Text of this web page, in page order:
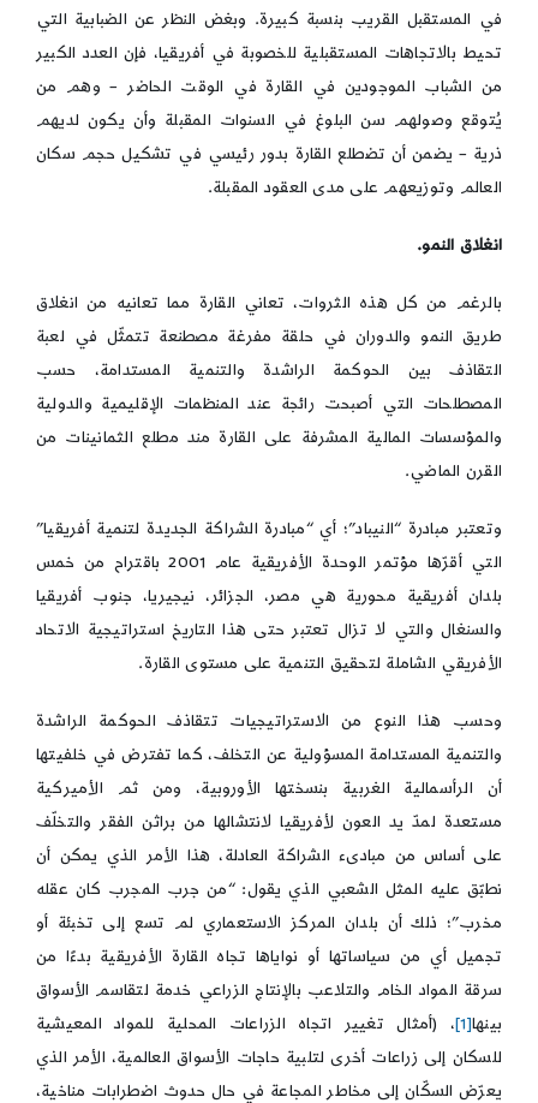
في المستقبل القريب بنسبة كبيرة. وبغض النظر عن الضبابية التي
تحيط بالاتجاهات المستقبلية للخصوبة في أفريقيا، فإن العدد الكبير
من الشباب الموجودين في القارة في الوقت الحاضر – وهم من
يُتوقع وصولهم سن البلوغ في السنوات المقبلة وأن يكون لديهم
ذرية – يضمن أن تضطلع القارة بدور رئيسي في تشكيل حجم سكان
العالم وتوزيعهم على مدى العقود المقبلة.
انغلاق النمو.
بالرغم من كل هذه الثروات، تعاني القارة مما تعانيه من انغلاق
طريق النمو والدوران في حلقة مفرغة مصطنعة تتمثّل في لعبة
التقاذف بين الحوكمة الراشدة والتنمية المستدامة، حسب
المصطلحات التي أصبحت رائجة عند المنظمات الإقليمية والدولية
والمؤسسات المالية المشرفة على القارة مند مطلع الثمانينات من
القرن الماضي.
وتعتبر مبادرة “النيباد”؛ أي “مبادرة الشراكة الجديدة لتنمية أفريقيا”
التي أقرّها مؤتمر الوحدة الأفريقية عام 2001 باقتراح من خمس
بلدان أفريقية محورية هي مصر، الجزائر، نيجيريا، جنوب أفريقيا
والسنغال والتي لا تزال تعتبر حتى هذا التاريخ استراتيجية الاتحاد
الأفريقي الشاملة لتحقيق التنمية على مستوى القارة.
وحسب هذا النوع من الاستراتيجيات تتقاذف الحوكمة الراشدة
والتنمية المستدامة المسؤولية عن التخلف، كما تفترض في خلفيتها
أن الرأسمالية الغربية بنسختها الأوروبية، ومن ثم الأميركية
مستعدة لمدّ يد العون لأفريقيا لانتشالها من براثن الفقر والتخلّف
على أساس من مبادىء الشراكة العادلة، هذا الأمر الذي يمكن أن
نطبّق عليه المثل الشعبي الذي يقول: “من جرب المجرب كان عقله
مخرب”؛ ذلك أن بلدان المركز الاستعماري لم تسع إلى تخبئة أو
تجميل أي من سياساتها أو نواياها تجاه القارة الأفريقية بدءًا من
سرقة المواد الخام والتلاعب بالإنتاج الزراعي خدمة لتقاسم الأسواق
بينها[1]
، (أمثال تغيير اتجاه الزراعات المحلية للمواد المعيشية
للسكان إلى زراعات أخرى لتلبية حاجات الأسواق العالمية، الأمر الذي
يعرّض السكّان إلى مخاطر المجاعة في حال حدوث اضطرابات مناخية،